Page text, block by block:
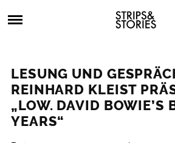
to
Strips
&
Stories
Comics,
Bücher
LESUNG UND
REINHARD KLEIST
„LOW. DAVID BOWIE’S
YEARS“